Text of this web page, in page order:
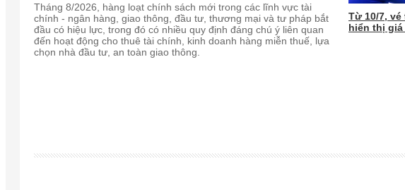
Tháng 8/2026, hàng loạt chính sách mới trong các lĩnh vực tài
chính - ngân hàng, giao thông, đầu tư, thương mại và tư pháp bắt
đầu có hiệu lực, trong đó có nhiều quy định đáng chú ý liên quan
đến hoạt động cho thuê tài chính, kinh doanh hàng miễn thuế, lựa
chọn nhà đầu tư, an toàn giao thông.
Từ 10/7,
hiển thị giá